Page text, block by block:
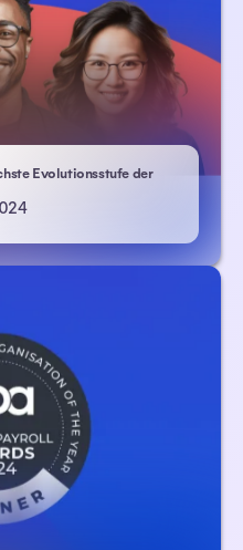
Evolutionsstufe der